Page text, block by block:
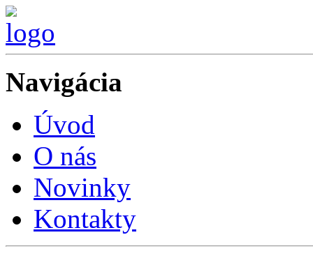
Navigácia
Úvod
O nás
Novinky
Kontakty